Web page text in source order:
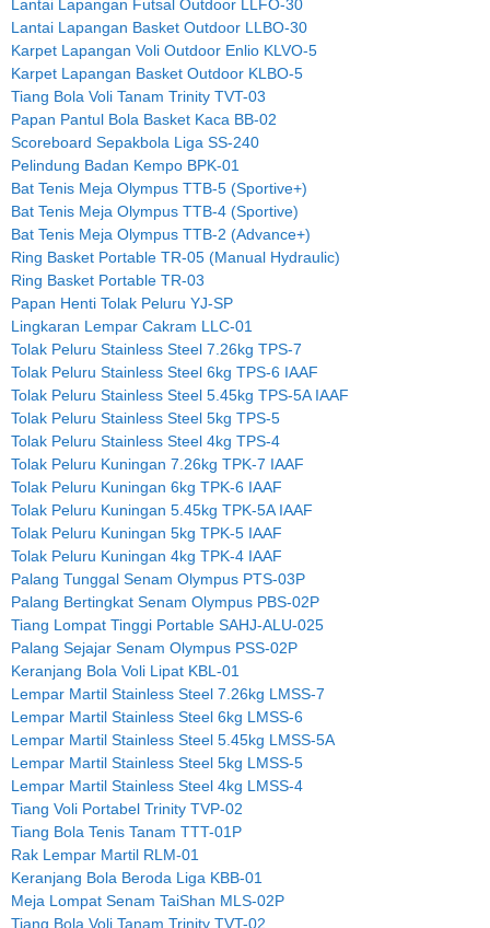
Lantai Lapangan Futsal Outdoor LLFO-30
Lantai Lapangan Basket Outdoor LLBO-30
Karpet Lapangan Voli Outdoor Enlio KLVO-5
Karpet Lapangan Basket Outdoor KLBO-5
Tiang Bola Voli Tanam Trinity TVT-03
Papan Pantul Bola Basket Kaca BB-02
Scoreboard Sepakbola Liga SS-240
Pelindung Badan Kempo BPK-01
Bat Tenis Meja Olympus TTB-5 (Sportive+)
Bat Tenis Meja Olympus TTB-4 (Sportive)
Bat Tenis Meja Olympus TTB-2 (Advance+)
Ring Basket Portable TR-05 (Manual Hydraulic)
Ring Basket Portable TR-03
Papan Henti Tolak Peluru YJ-SP
Lingkaran Lempar Cakram LLC-01
Tolak Peluru Stainless Steel 7.26kg TPS-7
Tolak Peluru Stainless Steel 6kg TPS-6 IAAF
Tolak Peluru Stainless Steel 5.45kg TPS-5A IAAF
Tolak Peluru Stainless Steel 5kg TPS-5
Tolak Peluru Stainless Steel 4kg TPS-4
Tolak Peluru Kuningan 7.26kg TPK-7 IAAF
Tolak Peluru Kuningan 6kg TPK-6 IAAF
Tolak Peluru Kuningan 5.45kg TPK-5A IAAF
Tolak Peluru Kuningan 5kg TPK-5 IAAF
Tolak Peluru Kuningan 4kg TPK-4 IAAF
Palang Tunggal Senam Olympus PTS-03P
Palang Bertingkat Senam Olympus PBS-02P
Tiang Lompat Tinggi Portable SAHJ-ALU-025
Palang Sejajar Senam Olympus PSS-02P
Keranjang Bola Voli Lipat KBL-01
Lempar Martil Stainless Steel 7.26kg LMSS-7
Lempar Martil Stainless Steel 6kg LMSS-6
Lempar Martil Stainless Steel 5.45kg LMSS-5A
Lempar Martil Stainless Steel 5kg LMSS-5
Lempar Martil Stainless Steel 4kg LMSS-4
Tiang Voli Portabel Trinity TVP-02
Tiang Bola Tenis Tanam TTT-01P
Rak Lempar Martil RLM-01
Keranjang Bola Beroda Liga KBB-01
Meja Lompat Senam TaiShan MLS-02P
Tiang Bola Voli Tanam Trinity TVT-02